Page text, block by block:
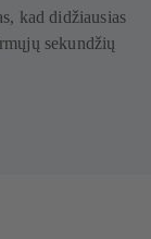
kad didžiausias
sekundžių